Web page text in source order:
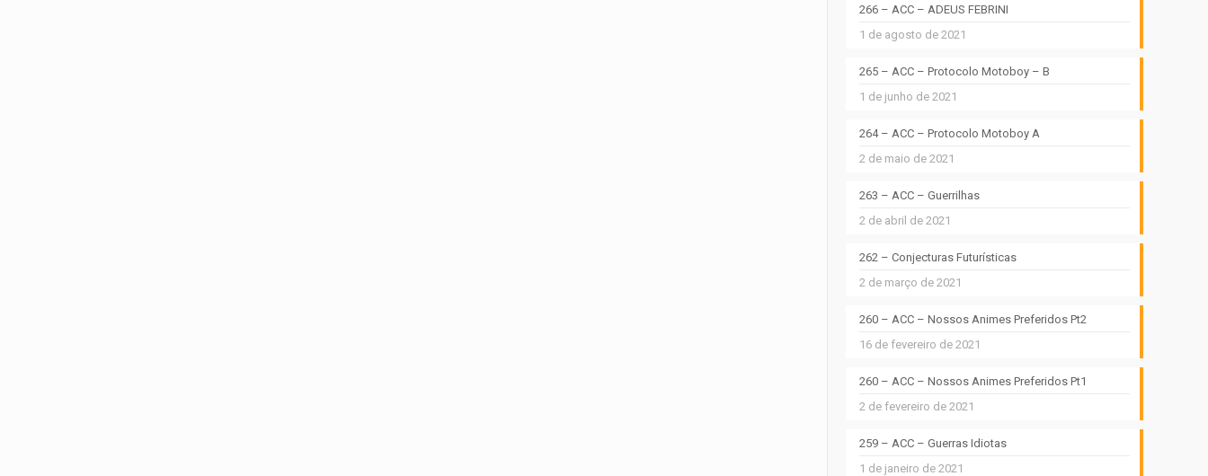
266 – ACC – ADEUS FEBRINI
1 de agosto de 2021
265 – ACC – Protocolo Motoboy – B
1 de junho de 2021
264 – ACC – Protocolo Motoboy A
2 de maio de 2021
263 – ACC – Guerrilhas
2 de abril de 2021
262 – Conjecturas Futurísticas
2 de março de 2021
260 – ACC – Nossos Animes Preferidos Pt2
16 de fevereiro de 2021
260 – ACC – Nossos Animes Preferidos Pt1
2 de fevereiro de 2021
259 – ACC – Guerras Idiotas
1 de janeiro de 2021